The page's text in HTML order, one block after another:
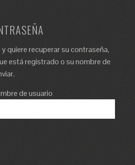
quiere recuperar su contraseña,
está registrado o su nombre de
de usuario